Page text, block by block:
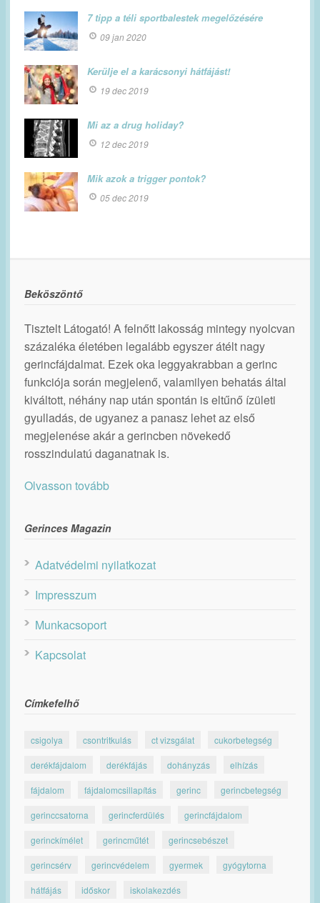
7 tipp a téli sportbalestek megelőzésére
09 jan 2020
Kerülje el a karácsonyi hátfájást!
19 dec 2019
Mi az a drug holiday?
12 dec 2019
Mik azok a trigger pontok?
05 dec 2019
Beköszöntő
Tisztelt Látogató! A felnőtt lakosság mintegy nyolcvan
százaléka életében legalább egyszer átélt nagy
gerincfájdalmat. Ezek oka leggyakrabban a gerinc
funkciója során megjelenő, valamilyen behatás által
kiváltott, néhány nap után spontán is eltűnő ízületi
gyulladás, de ugyanez a panasz lehet az első
megjelenése akár a gerincben növekedő
rosszindulatú daganatnak is.
Olvasson tovább
Gerinces Magazin
Adatvédelmi nyilatkozat
Impresszum
Munkacsoport
Kapcsolat
Címkefelhő
csigolya csontritkulás ct vizsgálat cukorbetegség
derékfájdalom derékfájás dohányzás elhízás
fájdalom fájdalomcsillapítás gerinc gerincbetegség
gerinccsatorna gerincferdülés gerincfájdalom
gerinckímélet gerincműtét gerincsebészet
gerincsérv gerincvédelem gyermek gyógytorna
hátfájás időskor iskolakezdés